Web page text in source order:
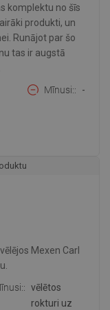
komplektu no šīs
produkti, un
Runājot par šo
tas ir augstā
Mīnusi: -
Mexen Carl
vēlētos
rokturi uz